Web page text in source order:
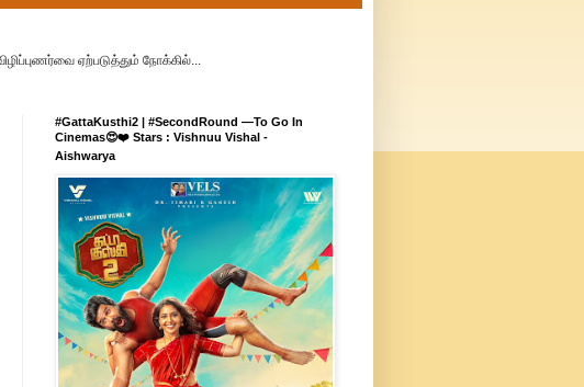
ஏற்படுத்தும் நோக்கில்...
#GattaKusthi2 | #SecondRound —To Go In
Cinemas😍❤️ Stars : Vishnuu Vishal -
Aishwarya